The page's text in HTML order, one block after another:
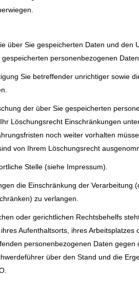
über Sie gespeicherten Daten und
personenbezogenen
Sie betreffender unrichtiger sowie
der über Sie gespeicherten
Löschungsrecht Einschränkungen
noch weiter vorhalten
von Ihrem Löschungsrecht
Stelle (siehe Impressum).
die Einschränkung der
zu verlangen.
oder gerichtlichen Rechtsbehelfs
Aufenthaltsorts, ihres
personenbezogenen Daten
über den Stand und die